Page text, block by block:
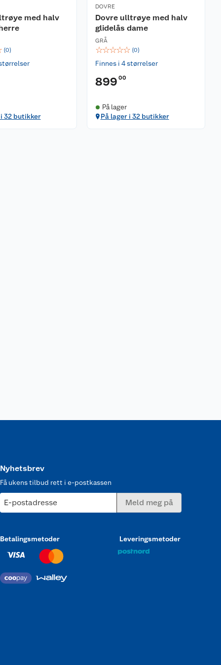
med halv
(0)
32 butikker
DOVRE
Dovre ulltrøye med halv
glidelås dame
GRÅ
☆☆☆☆☆ (0)
Finnes i 4 størrelser
899 00
På lager
På lager i 32 butikker
Nyhetsbrev
Få ukens tilbud rett i e-postkassen
E-postadresse Meld meg på
Betalingsmetoder Leveringsmetoder